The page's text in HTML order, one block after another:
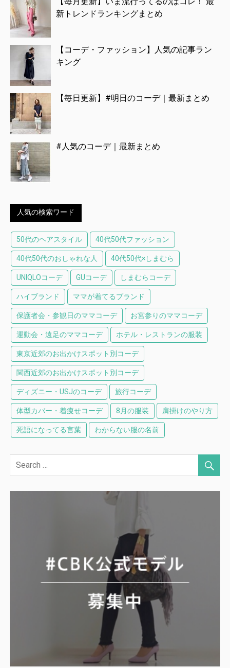
新トレンドランキングまとめ
【コーデ・ファッション】人気の記事ラン
キング
【毎日更新】#明日のコーデ｜最新まとめ
#人気のコーデ｜最新まとめ
人気の検索ワード
50代のヘアスタイル 40代50代ファッション
40代50代のおしゃれな人 40代50代×しまむら
UNIQLOコーデ GUコーデ しまむらコーデ
ハイブランド ママが着てるブランド
保護者会・参観日のママコーデ お宮参りのママコーデ
運動会・遠足のママコーデ ホテル・レストランの服装
東京近郊のお出かけスポット別コーデ
関西近郊のお出かけスポット別コーデ
ディズニー・USJのコーデ 旅行コーデ
体型カバー・着痩せコーデ 8月の服装 肩掛けのやり方
死語になってる言葉 わからない服の名前